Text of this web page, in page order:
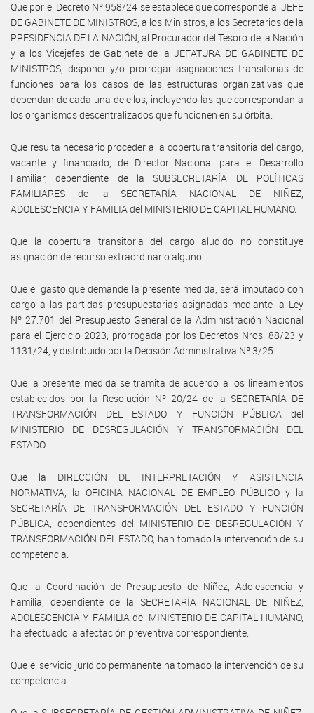
Que por el Decreto Nº 958/24 se establece que corresponde al JEFE
DE GABINETE DE MINISTROS, a los Ministros, a los Secretarios de la
PRESIDENCIA DE LA NACIÓN, al Procurador del Tesoro de la Nación
y a los Vicejefes de Gabinete de la JEFATURA DE GABINETE DE
MINISTROS, disponer y/o prorrogar asignaciones transitorias de
funciones para los casos de las estructuras organizativas que
dependan de cada una de ellos, incluyendo las que correspondan a
los organismos descentralizados que funcionen en su órbita.
Que resulta necesario proceder a la cobertura transitoria del cargo,
vacante y financiado, de Director Nacional para el Desarrollo
Familiar, dependiente de la SUBSECRETARÍA DE POLÍTICAS
FAMILIARES de la SECRETARÍA NACIONAL DE NIÑEZ,
ADOLESCENCIA Y FAMILIA del MINISTERIO DE CAPITAL HUMANO.
Que la cobertura transitoria del cargo aludido no constituye
asignación de recurso extraordinario alguno.
Que el gasto que demande la presente medida, será imputado con
cargo a las partidas presupuestarias asignadas mediante la Ley
Nº 27.701 del Presupuesto General de la Administración Nacional
para el Ejercicio 2023, prorrogada por los Decretos Nros. 88/23 y
1131/24, y distribuido por la Decisión Administrativa Nº 3/25.
Que la presente medida se tramita de acuerdo a los lineamientos
establecidos por la Resolución Nº 20/24 de la SECRETARÍA DE
TRANSFORMACIÓN DEL ESTADO Y FUNCIÓN PÚBLICA del
MINISTERIO DE DESREGULACIÓN Y TRANSFORMACIÓN DEL
ESTADO.
Que la DIRECCIÓN DE INTERPRETACIÓN Y ASISTENCIA
NORMATIVA, la OFICINA NACIONAL DE EMPLEO PÚBLICO y la
SECRETARÍA DE TRANSFORMACIÓN DEL ESTADO Y FUNCIÓN
PÚBLICA, dependientes del MINISTERIO DE DESREGULACIÓN Y
TRANSFORMACIÓN DEL ESTADO, han tomado la intervención de su
competencia.
Que la Coordinación de Presupuesto de Niñez, Adolescencia y
Familia, dependiente de la SECRETARÍA NACIONAL DE NIÑEZ,
ADOLESCENCIA Y FAMILIA del MINISTERIO DE CAPITAL HUMANO,
ha efectuado la afectación preventiva correspondiente.
Que el servicio jurídico permanente ha tomado la intervención de su
competencia.